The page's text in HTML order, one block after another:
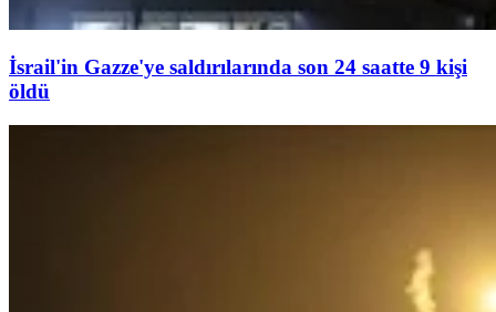
İsrail'in Gazze'ye saldırılarında son 24 saatte 9 kişi
öldü